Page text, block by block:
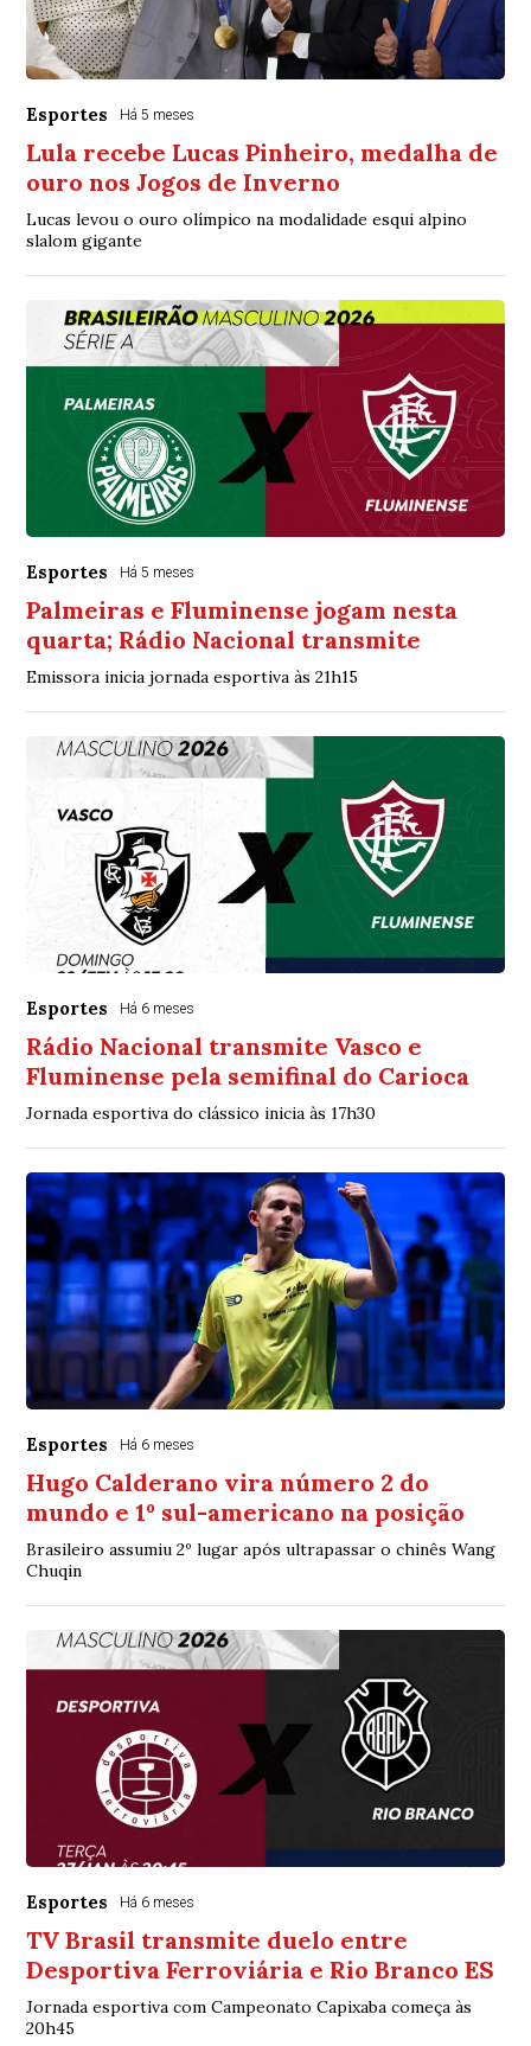
Esportes Há 5 meses
Lula recebe Lucas Pinheiro, medalha de
ouro nos Jogos de Inverno
Lucas levou o ouro olímpico na modalidade esqui alpino
slalom gigante
Esportes Há 5 meses
Palmeiras e Fluminense jogam nesta
quarta; Rádio Nacional transmite
Emissora inicia jornada esportiva às 21h15
Esportes Há 6 meses
Rádio Nacional transmite Vasco e
Fluminense pela semifinal do Carioca
Jornada esportiva do clássico inicia às 17h30
Esportes Há 6 meses
Hugo Calderano vira número 2 do
mundo e 1º sul-americano na posição
Brasileiro assumiu 2º lugar após ultrapassar o chinês Wang
Chuqin
Esportes Há 6 meses
TV Brasil transmite duelo entre
Desportiva Ferroviária e Rio Branco ES
Jornada esportiva com Campeonato Capixaba começa às
20h45